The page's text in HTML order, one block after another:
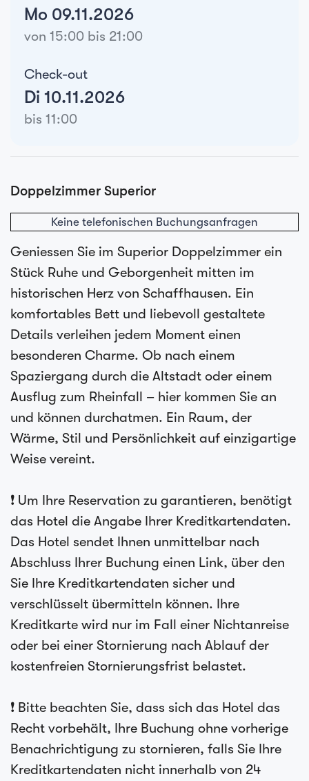
Mo 09.11.2026
von 15:00 bis 21:00
Check-out
Di 10.11.2026
bis 11:00
Doppelzimmer Superior
Keine telefonischen Buchungsanfragen
Geniessen Sie im Superior Doppelzimmer ein
Stück Ruhe und Geborgenheit mitten im
historischen Herz von Schaffhausen. Ein
komfortables Bett und liebevoll gestaltete
Details verleihen jedem Moment einen
besonderen Charme. Ob nach einem
Spaziergang durch die Altstadt oder einem
Ausflug zum Rheinfall – hier kommen Sie an
und können durchatmen. Ein Raum, der
Wärme, Stil und Persönlichkeit auf einzigartige
Weise vereint.
❗ Um Ihre Reservation zu garantieren, benötigt
das Hotel die Angabe Ihrer Kreditkartendaten.
Das Hotel sendet Ihnen unmittelbar nach
Abschluss Ihrer Buchung einen Link, über den
Sie Ihre Kreditkartendaten sicher und
verschlüsselt übermitteln können. Ihre
Kreditkarte wird nur im Fall einer Nichtanreise
oder bei einer Stornierung nach Ablauf der
kostenfreien Stornierungsfrist belastet.
❗ Bitte beachten Sie, dass sich das Hotel das
Recht vorbehält, Ihre Buchung ohne vorherige
Benachrichtigung zu stornieren, falls Sie Ihre
Kreditkartendaten nicht innerhalb von 24